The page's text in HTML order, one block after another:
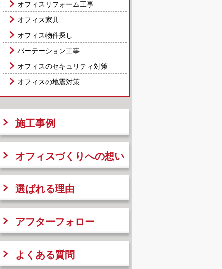
オフィスリフォーム工事
オフィス家具
オフィス物件探し
パーテーション工事
オフィスのセキュリティ対策
オフィスの地震対策
施工事例
オフィスづくりへの想い
選ばれる理由
アフターフォロー
よくある質問